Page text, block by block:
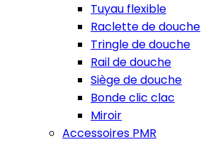
Tuyau flexible
Raclette de douche
Tringle de douche‎
Rail de douche
Siège de douche
Bonde clic clac
Miroir
Accessoires PMR